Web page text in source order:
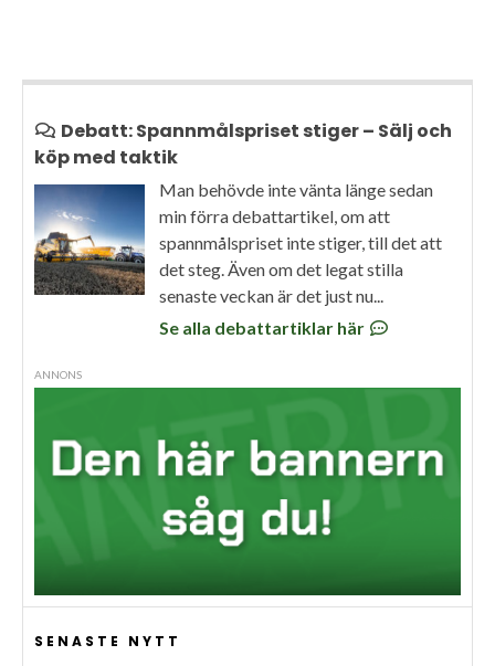
Debatt: Spannmålspriset stiger – Sälj och
köp med taktik
Man behövde inte vänta länge sedan
min förra debattartikel, om att
spannmålspriset inte stiger, till det att
det steg. Även om det legat stilla
senaste veckan är det just nu...
Se alla debattartiklar här
ANNONS
SENASTE NYTT